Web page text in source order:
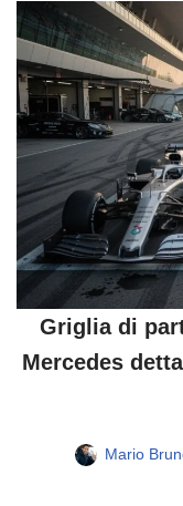
Griglia di
Mercedes
Mario